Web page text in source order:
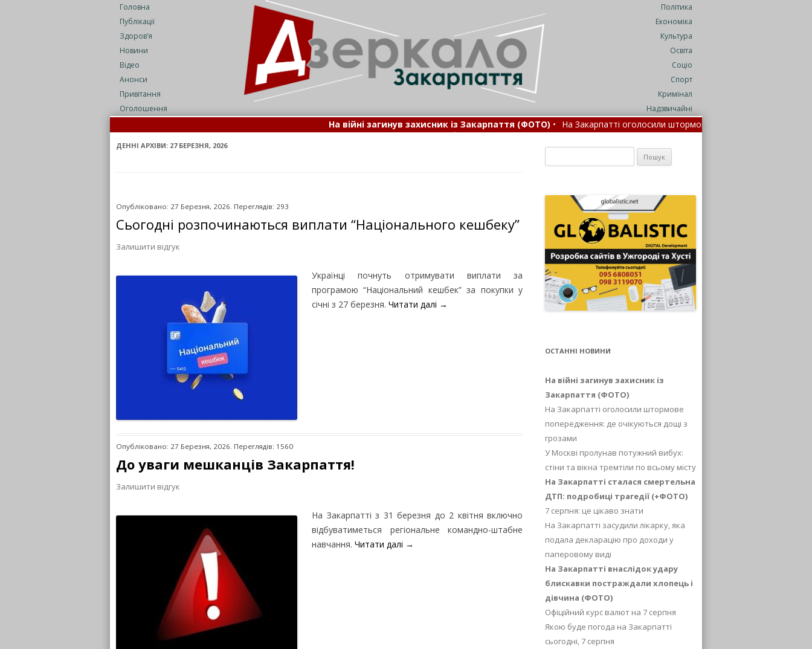
Головна
Публікації
Здоров’я
Новини
Відео
Анонси
Привітання
Оголошення
Політика
Економіка
Культура
Освіта
Соціо
Спорт
Кримінал
Надзвичайні
На війні загинув захисник із Закарпаття (ФОТО)•
На Закарпатті оголосили штормове попередження: де очікуються дощі з
Село на Закарпатті у жалобі за полеглим на війні захисником (ФОТО)• На Закарпатті затримали 66-річного чоловіка
ДЕННІ АРХІВИ: 27 БЕРЕЗНЯ, 2026
Опубліковано: 27 Березня, 2026. Переглядів: 293
Сьогодні розпочинаються виплати “Національного кешбеку”
Залишити відгук
Українці почнуть отримувати виплати за
програмою “Національний кешбек” за покупки у
січні з 27 березня. Читати далі →
Опубліковано: 27 Березня, 2026. Переглядів: 1560
До уваги мешканців Закарпаття!
Залишити відгук
На Закарпатті з 31 березня до 2 квітня включно
відбуватиметься регіональне командно-штабне
навчання. Читати далі →
ОСТАННІ НОВИНИ
На війні загинув захисник із
Закарпаття (ФОТО)
На Закарпатті оголосили штормове
попередження: де очікуються дощі з
грозами
У Москві пролунав потужний вибух:
стіни та вікна тремтіли по всьому місту
На Закарпатті сталася смертельна
ДТП: подробиці трагедії (+ФОТО)
7 серпня: це цікаво знати
На Закарпатті засудили лікарку, яка
подала декларацію про доходи у
паперовому виді
На Закарпатті внаслідок удару
блискавки постраждали хлопець і
дівчина (ФОТО)
Офіційний курс валют на 7 серпня
Якою буде погода на Закарпатті
сьогодні, 7 серпня